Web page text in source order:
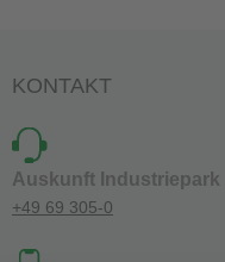
KONTAKT
Auskunft Industriepark
+49 69 305-0